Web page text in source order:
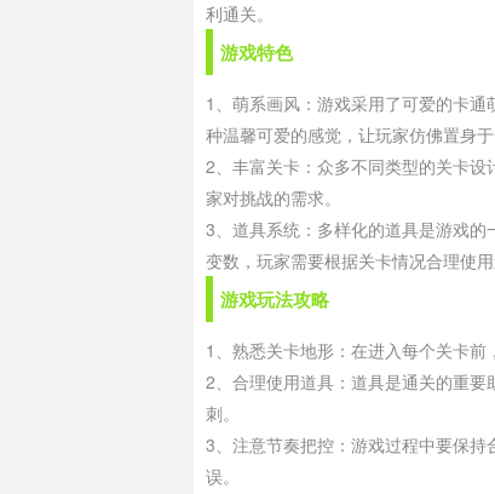
利通关。
游戏特色
1、萌系画风：游戏采用了可爱的卡
种温馨可爱的感觉，让玩家仿佛置身于
2、丰富关卡：众多不同类型的关卡
家对挑战的需求。
3、道具系统：多样化的道具是游戏
变数，玩家需要根据关卡情况合理使用
游戏玩法攻略
1、熟悉关卡地形：在进入每个关卡
2、合理使用道具：道具是通关的重
刺。
3、注意节奏把控：游戏过程中要保
误。